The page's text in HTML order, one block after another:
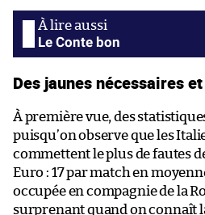
Le Conte bon
Des jaunes nécessaires
À première vue, des
puisqu’on observe que les
commettent le plus de fautes
Euro : 17 par match en
occupée en compagnie de la
surprenant quand on connaît